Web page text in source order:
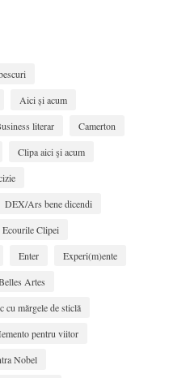
Aici și acum
literar
Camerton
Clipa aici şi acum
DEX/Ars bene dicendi
Ecourile Clipei
Enter
Experi(m)ente
Artes
cu mărgele de sticlă
pentru viitor
Nobel